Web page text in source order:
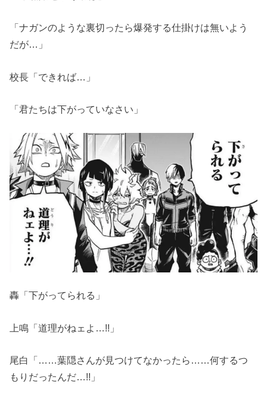
「ナガンのような裏切ったら爆発する仕掛けは無いよう
だが…」
校長「できれば…」
「君たちは下がっていなさい」
轟「下がってられる」
上鳴「道理がねェよ…!!」
尾白「……葉隠さんが見つけてなかったら……何するつ
もりだったんだ…!!」